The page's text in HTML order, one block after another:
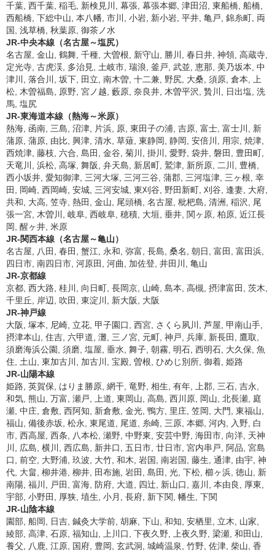
千葉, 西千葉, 稲毛, 新検見川, 幕張, 幕張本郷, 津田沼, 東船橋, 船橋,
西船橋, 下総中山, 本八幡, 市川, 小岩, 新小岩, 平井, 亀戸, 錦糸町, 両
国, 浅草橋, 秋葉原, 御茶ノ水
JR-中央本線（名古屋～塩尻）
名古屋, 金山, 鶴舞, 千種, 大曽根, 新守山, 勝川, 春日井, 神領, 高蔵寺,
定光寺, 古虎渓, 多治見, 土岐市, 瑞浪, 釜戸, 武並, 恵那, 美乃坂本, 中
津川, 落合川, 坂下, 田立, 南木曽, 十二兼, 野尻, 大桑, 須原, 倉本, 上
松, 木曽福島, 原野, 宮ノ越, 藪原, 奈良井, 木曽平沢, 贄川, 日出塩, 洗
馬, 塩尻
JR-東海道本線（熱海～米原）
熱海, 函南, 三島, 沼津, 片浜, 原, 東田子の浦, 吉原, 富士, 富士川, 新
蒲原, 蒲原, 由比, 興津, 清水, 草薙, 東静岡, 静岡, 安倍川, 用宗, 焼津,
西焼津, 藤枝, 六合, 島田, 金谷, 菊川, 掛川, 愛野, 袋井, 磐田, 豊田町,
天竜川, 浜松, 高塚, 舞阪, 弁天島, 新居町, 鷲津, 新所原, 二川, 豊橋,
西小坂井, 愛知御津, 三河大塚, 三河三谷, 蒲郡, 三河塩津, 三ヶ根, 幸
田, 岡崎, 西岡崎, 安城, 三河安城, 東刈谷, 野田新町, 刈谷, 逢妻, 大府,
共和, 大高, 笠寺, 熱田, 金山, 尾頭橋, 名古屋, 枇杷島, 清洲, 稲沢, 尾
張一宮, 木曽川, 岐阜, 西岐阜, 穂積, 大垣, 垂井, 関ヶ原, 柏原, 近江長
岡, 醒ヶ井, 米原
JR-関西本線（名古屋～亀山）
名古屋, 八田, 春田, 蟹江, 永和, 弥富, 長島, 桑名, 朝日, 富田, 富田浜,
四日市, 南四日市, 河原田, 河曲, 加佐登, 井田川, 亀山
JR-京都線
京都, 西大路, 桂川, 向日町, 長岡京, 山崎, 島本, 高槻, 摂津富田, 茨木,
千里丘, 岸辺, 吹田, 東淀川, 新大阪, 大阪
JR-神戸線
大阪, 塚本, 尼崎, 立花, 甲子園口, 西宮, さくら夙川, 芦屋, 甲南山手,
摂津本山, 住吉, 六甲道, 灘, 三ノ宮, 元町, 神戸, 兵庫, 新長田, 鷹取,
須磨海浜公園, 須磨, 塩屋, 垂水, 舞子, 朝霧, 明石, 西明石, 大久保, 魚
住, 土山, 東加古川, 加古川, 宝殿, 曽根, ひめじ別所, 御着, 姫路
JR-山陽本線
姫路, 英賀保, はりま勝原, 網干, 竜野, 相生, 有年, 上郡, 三石, 吉永,
和気, 熊山, 万富, 瀬戸, 上道, 東岡山, 高島, 西川原, 岡山, 北長瀬, 庭
瀬, 中庄, 倉敷, 西阿知, 新倉敷, 金光, 鴨方, 里庄, 笠岡, 大門, 東福山,
福山, 備後赤坂, 松永, 東尾道, 尾道, 糸崎, 三原, 本郷, 河内, 入野, 白
市, 西高屋, 西条, 八本松, 瀬野, 中野東, 安芸中野, 海田市, 向洋, 天神
川, 広島, 横川, 西広島, 新井口, 五日市, 廿日市, 宮内串戸, 阿品, 宮島
口, 前空, 大野浦, 玖波, 大竹, 和木, 岩国, 南岩国, 藤生, 通津, 由宇, 神
代, 大畠, 柳井港, 柳井, 田布施, 岩田, 島田, 光, 下松, 櫛ヶ浜, 徳山, 新
南陽, 福川, 戸田, 富海, 防府, 大道, 四辻, 新山口, 嘉川, 本由良, 厚東,
宇部, 小野田, 厚狭, 埴生, 小月, 長府, 新下関, 幡生, 下関
JR-山陰本線
園部, 船岡, 日吉, 鍼灸大学前, 胡麻, 下山, 和知, 安栖里, 立木, 山家,
綾部, 高津, 石原, 福知山, 上川口, 下夜久野, 上夜久野, 梁瀬, 和田山,
養父, 八鹿, 江原, 国府, 豊岡, 玄武洞, 城崎温泉, 竹野, 佐津, 柴山, 香